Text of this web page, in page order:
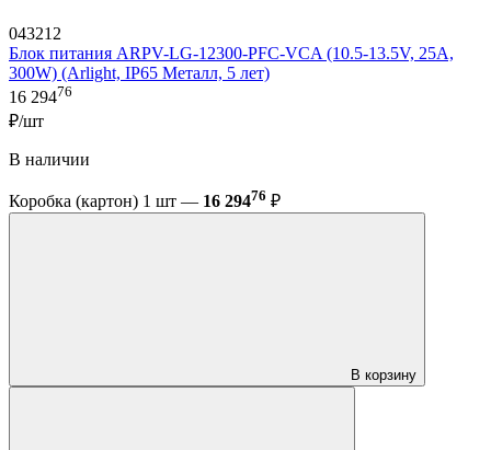
043212
Блок питания ARPV-LG-12300-PFC-VCA (10.5-13.5V, 25A,
300W) (Arlight, IP65 Металл, 5 лет)
16 29476
₽/шт
В наличии
Коробка (картон) 1 шт — 16 29476 ₽
В корзину